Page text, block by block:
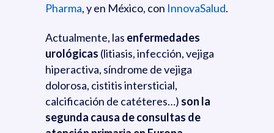
Pharma, y en México, con InnovaSalud.
Actualmente, las enfermedades
urológicas (litiasis, infección, vejiga
hiperactiva, síndrome de vejiga
dolorosa, cistitis intersticial,
calcificación de catéteres…) son la
segunda causa de consultas de